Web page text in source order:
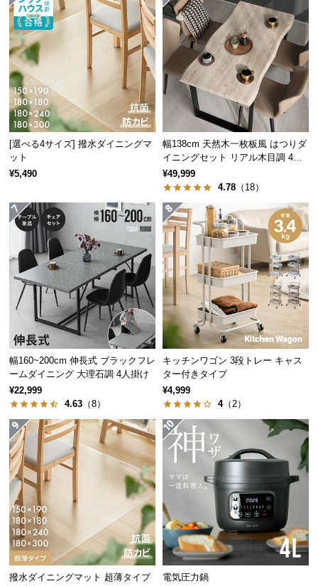
開
梱
設
置
ー
ビ
ス
に
搬
入
経
路
に
つ
て
返
品・
ャ
セ
ル
つ
い
て
保
[選べる4サイズ] 撥水ダイニングマ
ット
¥5,490
幅138cm 天然木一枚板風 はつりダ
イニングセット リアル木目調 4人
掛け チェア4脚セット
¥49,999
4.78 （18）
幅160~200cm 伸長式 ブラックフレ
ームダイニング 大理石調 4人掛け
¥22,999
4.63 （8）
キッチンワゴン 3段トレー キャス
ター付きタイプ
¥4,999
4（2）
撥水ダイニングマット 超薄タイプ
電気圧力鍋